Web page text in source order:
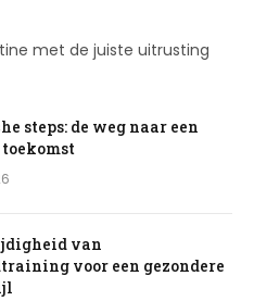
met de juiste uitrusting
steps: de weg naar een
van
voor een gezondere